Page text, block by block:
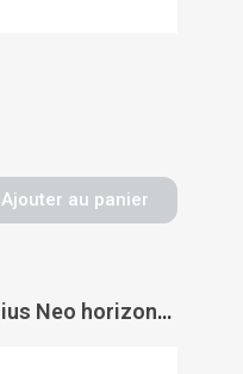
Ajouter au panier
Panneau rayonnant Solius Neo horizontal - ATLANTIC